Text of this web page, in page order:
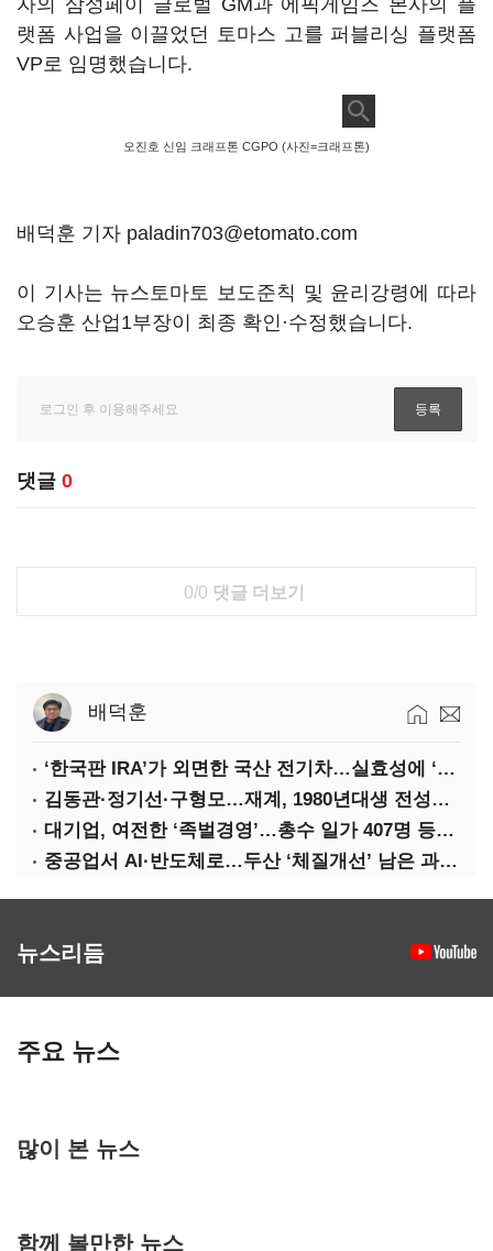
자의 삼성페이 글로벌 GM과 에픽게임즈 본사의 플
랫폼 사업을 이끌었던 토마스 고를 퍼블리싱 플랫폼
VP로 임명했습니다.
오진호 신임 크래프톤 CGPO (사진=크래프톤)
배덕훈 기자 paladin703@etomato.com
이 기사는 뉴스토마토 보도준칙 및 윤리강령에 따라
오승훈 산업1부장이 최종 확인·수정했습니다.
댓글 0
0/0 댓글 더보기
배덕훈
‘한국판 IRA’가 외면한 국산 전기차…실효성에 ‘의문’
김동관·정기선·구형모…재계, 1980년대생 전성시대
대기업, 여전한 ‘족벌경영’…총수 일가 407명 등기임원
중공업서 AI·반도체로…두산 ‘체질개선’ 남은 과제는
뉴스리듬
주요 뉴스
많이 본 뉴스
함께 볼만한 뉴스